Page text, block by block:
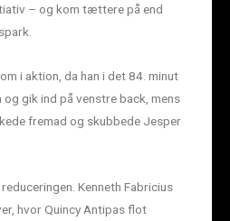
– og kom tættere på end
i aktion, da han i det 84. minut
gik ind på venstre back, mens
fremad og skubbede Jesper
Kenneth Fabricius
hvor Quincy Antipas flot